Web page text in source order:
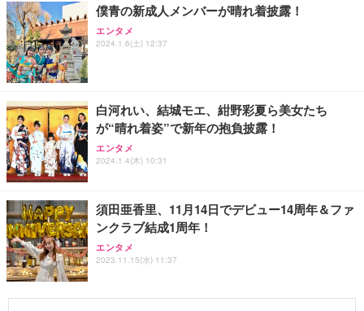
僕青の新成人メンバーが晴れ着披露！
エンタメ
2024.1.6(土) 12:37
白河れい、結城モエ、紺野彩夏ら美女たち
が“晴れ着姿”で新年の抱負披露！
エンタメ
2024.1.4(木) 10:31
須田亜香里、11月14日でデビュー14周年＆ファ
ンクラブ結成1周年！
エンタメ
2023.11.15(水) 11:37